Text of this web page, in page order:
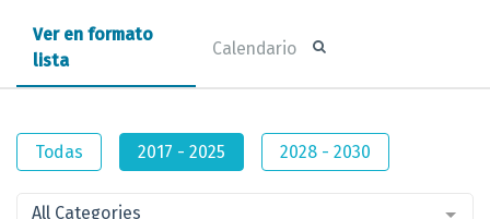
Ver en formato
lista
Calendario
Todas 2017 - 2025 2028 - 2030
All Categories